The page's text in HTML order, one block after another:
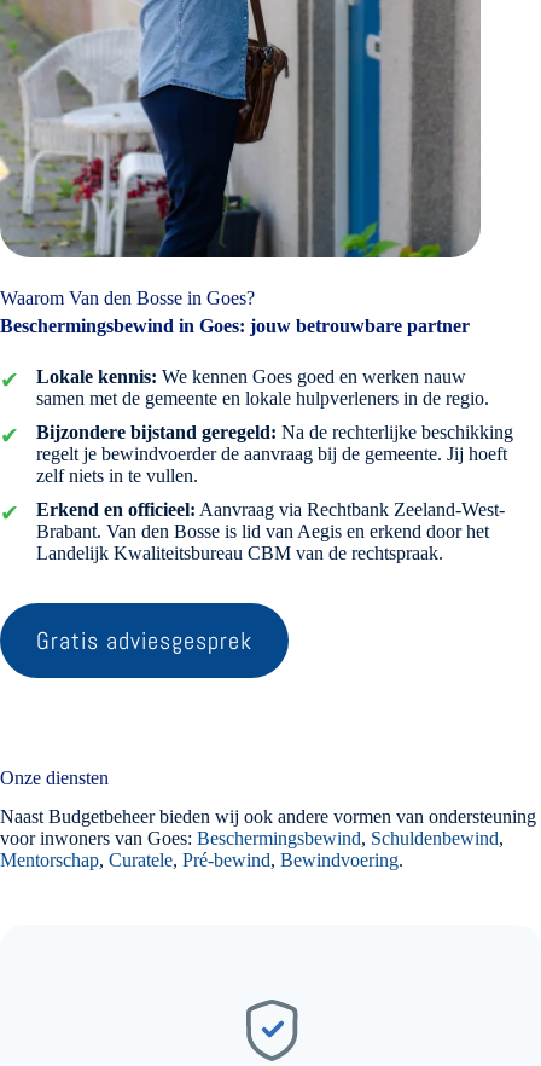
Waarom Van den Bosse in Goes?
Beschermingsbewind in Goes: jouw betrouwbare partner
Lokale kennis: We kennen Goes goed en werken nauw
samen met de gemeente en lokale hulpverleners in de regio.
Bijzondere bijstand geregeld: Na de rechterlijke beschikking
regelt je bewindvoerder de aanvraag bij de gemeente. Jij hoeft
zelf niets in te vullen.
Erkend en officieel: Aanvraag via Rechtbank Zeeland-West-
Brabant. Van den Bosse is lid van Aegis en erkend door het
Landelijk Kwaliteitsbureau CBM van de rechtspraak.
Gratis adviesgesprek
Onze diensten
Naast Budgetbeheer bieden wij ook andere vormen van ondersteuning
voor inwoners van Goes: Beschermingsbewind, Schuldenbewind,
Mentorschap, Curatele, Pré-bewind, Bewindvoering.